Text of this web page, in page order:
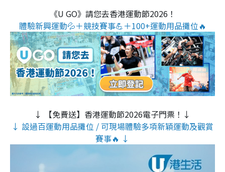
《U GO》請您去香港運動節2026！
體驗新興運動💦＋競技賽事💪＋100+運動用品攤位🔥
↓ 【免費送】香港運動節2026電子門票！↓
↓ 設過百運動用品攤位 / 可現場體驗多項新穎運動及觀賞
賽事🔥 ↓